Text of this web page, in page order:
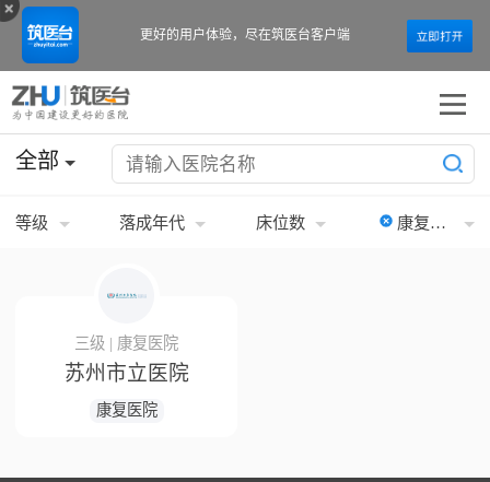
全部
等级 落成年代 床位数 康复医院
三级 | 康复医院
苏州市立医院
康复医院
更好的用户体验， 尽在筑医台客户端